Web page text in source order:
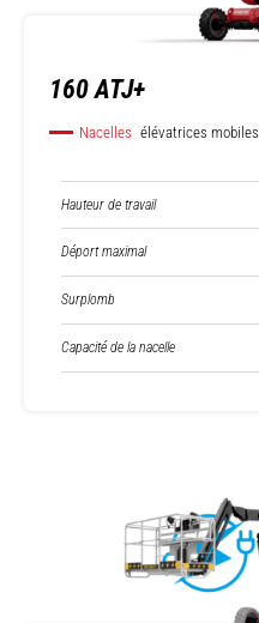
160 ATJ+
Nacelles élévatrices mobiles
Hauteur de travail
Déport maximal
Surplomb
Capacité de la nacelle